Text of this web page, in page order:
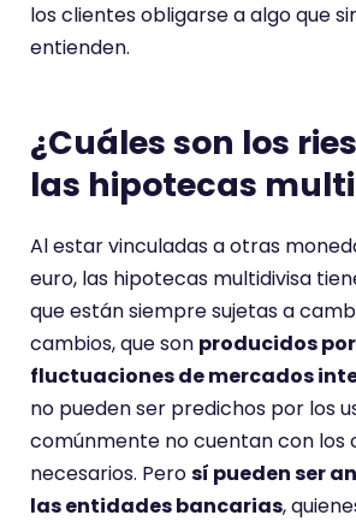
los clientes obligarse a algo que
entienden.
¿Cuáles son los
las hipotecas
Al estar vinculadas a otras
euro, las hipotecas multidivisa
que están siempre sujetas a
cambios, que son producidos
fluctuaciones de mercados
no pueden ser predichos por los
comúnmente no cuentan con los
necesarios. Perosí pueden ser
las entidades bancarias,